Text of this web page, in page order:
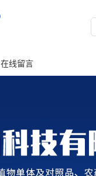
在线留言